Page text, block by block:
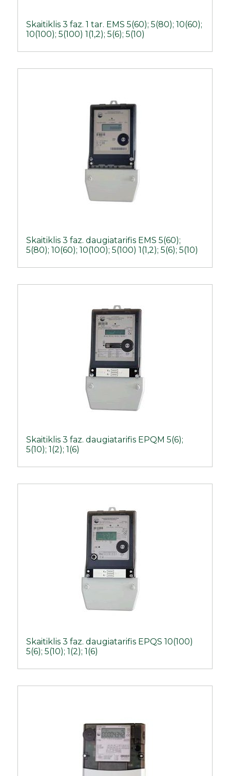
Skaitiklis 3 faz. 1 tar. EMS 5(60); 5(80); 10(60);
10(100); 5(100) 1(1,2); 5(6); 5(10)
Skaitiklis 3 faz. daugiatarifis EMS 5(60);
5(80); 10(60); 10(100); 5(100) 1(1,2); 5(6); 5(10)
Skaitiklis 3 faz. daugiatarifis EPQM 5(6);
5(10); 1(2); 1(6)
Skaitiklis 3 faz. daugiatarifis EPQS 10(100)
5(6); 5(10); 1(2); 1(6)